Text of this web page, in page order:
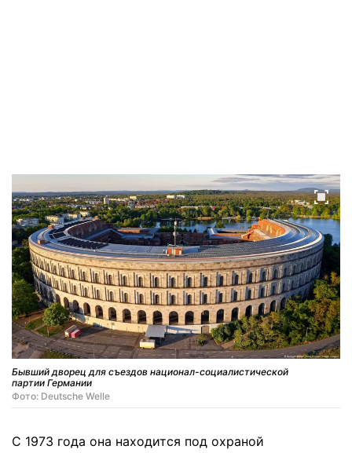
Бывший дворец для съездов национал-социалистической
партии Германии
Фото: Deutsche Welle
С 1973 года она находится под охраной